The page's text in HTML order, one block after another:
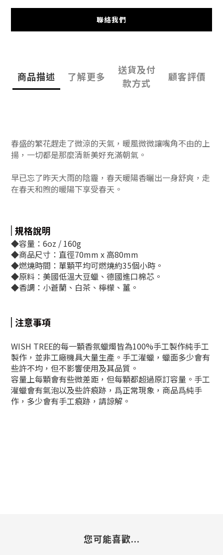
聯絡我們
商品描述 了解更多
送貨及付
款方式
顧客評價
春盛的繁花趕走了微涼的天氣，暖風微微讓嘴角不由的上
揚， 一切都是那麼清新美好充滿朝氣。
早已忘了昨天大雨的陰霾， 春天暖陽香曬出一身舒爽，走
在春天和煦的暖陽下享受春天。
規格說明
◆容量：6oz / 160g
◆商品尺寸：直徑70mm x 高80mm
◆燃燒時間：單顆平均可燃燒約35個小時。
◆原料：美國低溫大豆蠟、德國進口棉芯。
◆香調：小蒼蘭、白茶、檸檬、薑。
注意事項
WISH TREE的每一顆香氛蠟燭皆為100%手工製作純手工
製作，並非工廠機具大量生產。手工灌蠟，蠟面多少會有
些許不均，但不影響使用及其品質。
容量上每顆會有些微差距，但每顆都超過原訂容量。手工
灌蠟會有氣泡以及些許痕跡，爲正常現象，商品爲純手
作，多少會有手工痕跡，請諒解。
您可能喜歡...